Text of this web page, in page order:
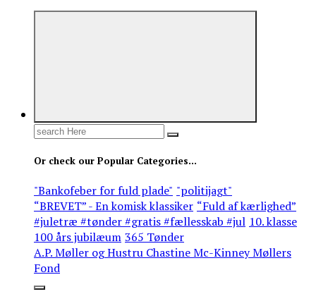
Search
Or check our Popular Categories...
"Bankofeber for fuld plade" "politijagt"
“BREVET” - En komisk klassiker “Fuld af kærlighed”
#juletræ #tønder #gratis #fællesskab #jul 10. klasse
100 års jubilæum 365 Tønder
A.P. Møller og Hustru Chastine Mc-Kinney Møllers
Fond